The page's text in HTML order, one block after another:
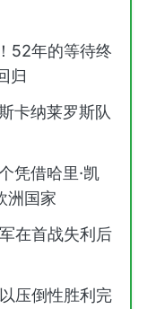
52年的等待终
归
卡纳莱罗斯队
凭借哈里·凯
洲国家
在首战失利后
压倒性胜利完